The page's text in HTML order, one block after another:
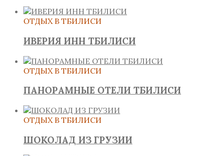
ОТДЫХ В ТБИЛИСИ
ИВЕРИЯ ИНН ТБИЛИСИ
ОТДЫХ В ТБИЛИСИ
ПАНОРАМНЫЕ ОТЕЛИ ТБИЛИСИ
ОТДЫХ В ТБИЛИСИ
ШОКОЛАД ИЗ ГРУЗИИ